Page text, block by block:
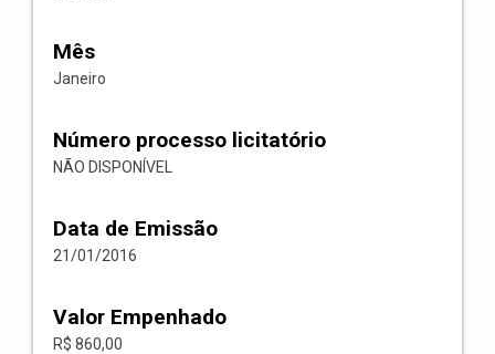
Mês
Janeiro
Número processo licitatório
NÃO DISPONÍVEL
Data de Emissão
21/01/2016
Valor Empenhado
R$ 860,00